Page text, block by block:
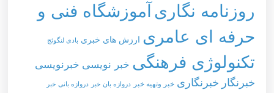
روزنامه نگاری آموزشگاه فنی و
حرفه ای عامری
ارزش های خبری بادی لنگوئج
تکنولوژی فرهنگی خبر نویسی خبرنویسی
خبرنگار خبرنگاری خبر وتهيه خبر دروازه بان خبر دروازه بانی خبر